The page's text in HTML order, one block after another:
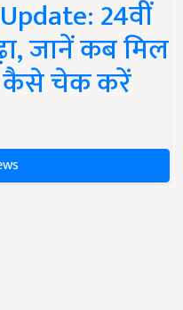
24वीं
जानें कब मिल
कैसे चेक करें